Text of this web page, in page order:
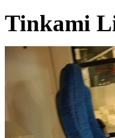
Tinkami